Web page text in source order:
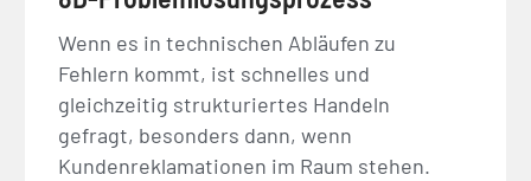
Wenn es in technischen Abläufen zu
Fehlern kommt, ist schnelles und
gleichzeitig strukturiertes Handeln
gefragt, besonders dann, wenn
Kundenreklamationen im Raum stehen.